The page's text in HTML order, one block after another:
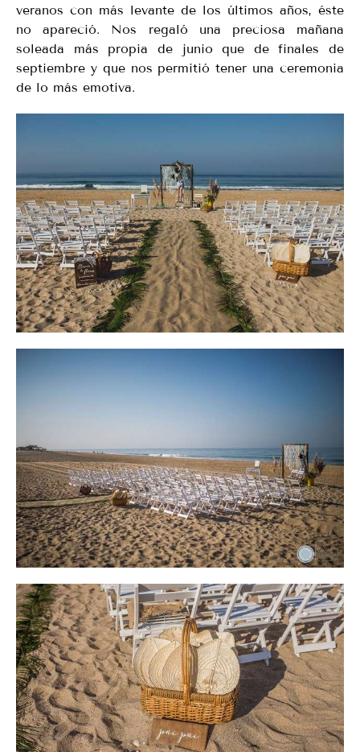
veranos con más levante de los últimos años, éste
no apareció. Nos regaló una preciosa mañana
soleada más propia de junio que de finales de
septiembre y que nos permitió tener una ceremonia
de lo más emotiva.